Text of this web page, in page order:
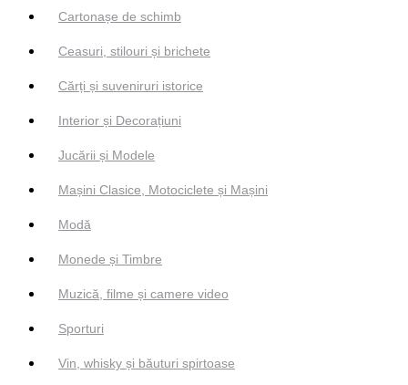
Cartonașe de schimb
Ceasuri, stilouri și brichete
Cărți și suveniruri istorice
Interior și Decorațiuni
Jucării și Modele
Mașini Clasice, Motociclete și Mașini
Modă
Monede și Timbre
Muzică, filme și camere video
Sporturi
Vin, whisky și băuturi spirtoase